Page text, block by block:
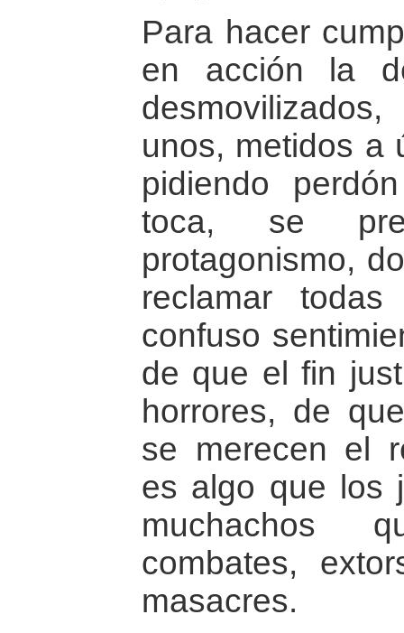
Para hacer
en acción la
unos, metidos a
pidiendo
toca, se
protagonismo,
reclamar
confuso
de que el fin
horrores, de
se merecen el
es algo que los
muchachos
combates,
masacres.